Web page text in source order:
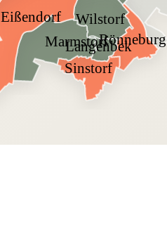
Wilstorf
Rönneburg
Langenbek
Sinstorf
Marmstorf
Eißendorf